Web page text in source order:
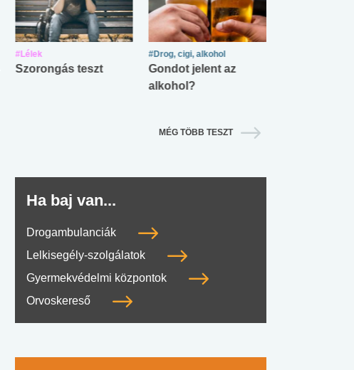
#Lélek
Szorongás teszt
#Drog, cigi, alkohol
Gondot jelent az
alkohol?
MÉG TÖBB TESZT
Ha baj van...
Drogambulanciák
Lelkisegély-szolgálatok
Gyermekvédelmi központok
Orvoskereső